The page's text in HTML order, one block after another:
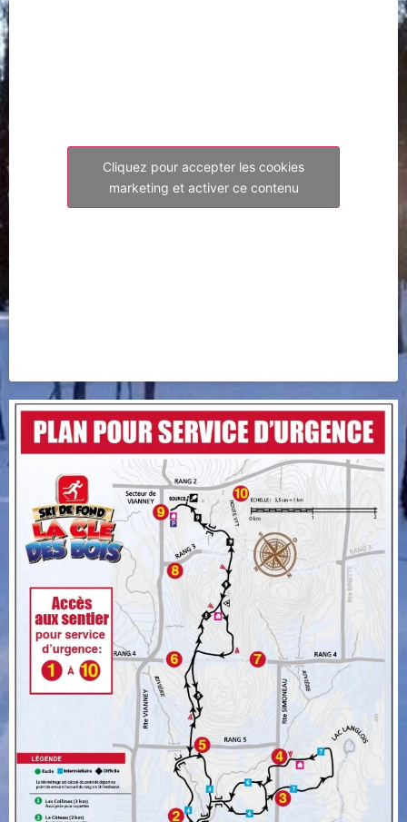
Cliquez pour accepter les cookies
marketing et activer ce contenu